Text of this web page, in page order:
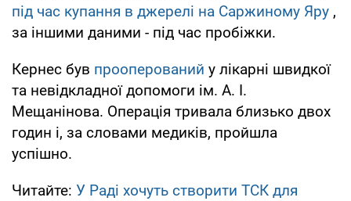
під час купання в джерелі на Саржиному Яру ,
за іншими даними - під час пробіжки.
Кернес був прооперований у лікарні швидкої
та невідкладної допомоги ім. А. І.
Мещанінова. Операція тривала близько двох
годин і, за словами медиків, пройшла
успішно.
Читайте: У Раді хочуть створити ТСК для